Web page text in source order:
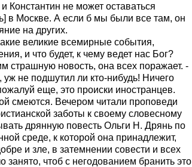
Константин не может оставаться
в Москве. А если б мы были все там, он
на других.
великие всемирные события,
и что будет, к чему ведет нас Бог?
страшную новость, она всех поражает. -
не подшутил ли кто-нибудь! Ничего
еще, это происки иностранцев.
смеются. Вечером читали проповеди
заботы к своему словесному
дрянную повесть Ольги Н. Дрянь по
среде, к которой она принадлежит,
и зле, в затемнении совести и всех
чтоб с негодованием бранить это